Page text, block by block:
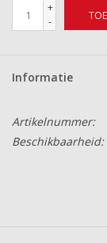
+
-
Informatie
Artikelnummer:
Beschikbaarheid: